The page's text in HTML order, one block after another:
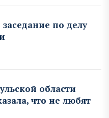
по делу
области
что не любят